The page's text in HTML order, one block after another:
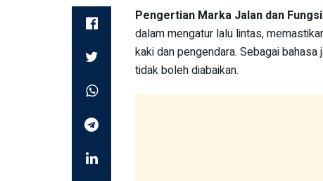
Pengertian Marka Jalan dan
dalam mengatur lalu lintas,
kaki dan pengendara. Sebagai
tidak boleh diabaikan.